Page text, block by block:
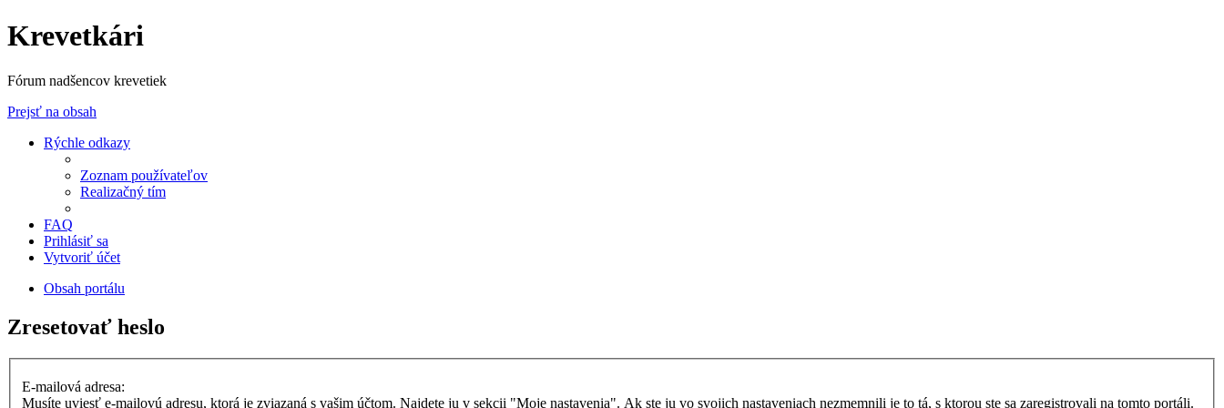
Krevetkári
Fórum nadšencov krevetiek
Prejsť na obsah
Rýchle odkazy
Zoznam používateľov
Realizačný tím
FAQ
Prihlásiť sa
Vytvoriť účet
Obsah portálu
Zresetovať heslo
E-mailová adresa:
Musíte uviesť e-mailovú adresu, ktorá je zviazaná s vašim účtom. Najdete ju v sekcii "Moje nastavenia". Ak ste ju vo svojich nastaveniach nezmemnili je to tá, s ktorou ste sa zaregistrovali na tomto portáli.